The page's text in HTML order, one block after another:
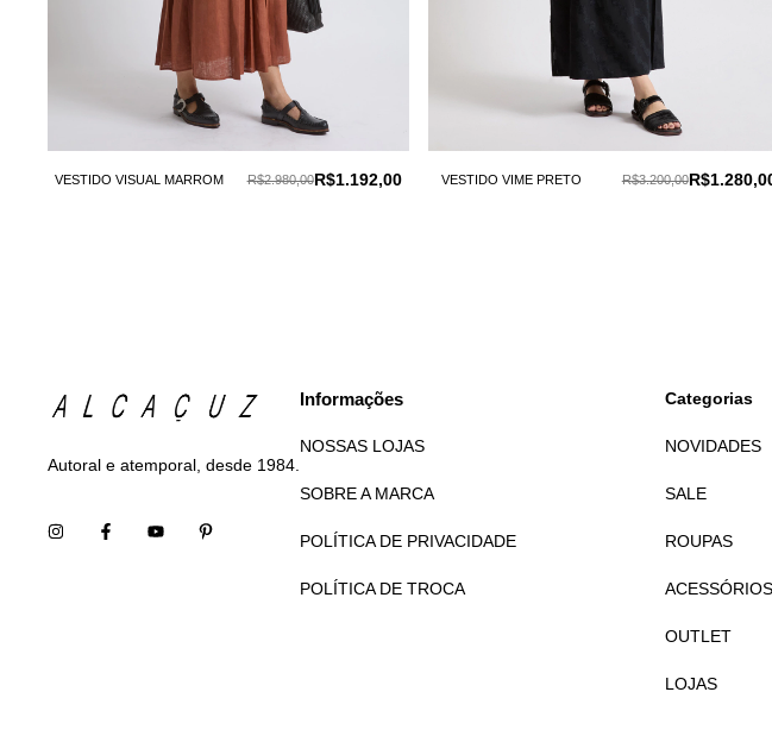
VESTIDO VISUAL MARROM R$1.192,00
R$2.980,00 VESTIDO VIME PRETO R$3.200,00
Autoral e atemporal, desde 1984.
Informações
NOSSAS LOJAS
SOBRE A MARCA
POLÍTICA DE PRIVACIDADE
POLÍTICA DE TROCA
Categorias
NOVIDADES
SALE
ROUPAS
ACESSÓRIOS
OUTLET
LOJAS